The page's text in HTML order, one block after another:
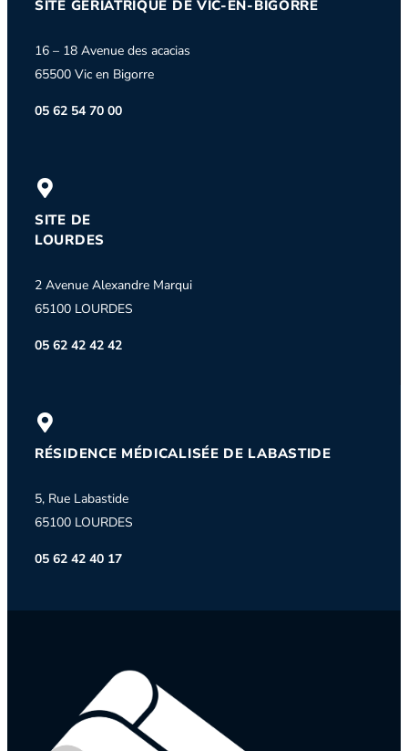
SITE GÉRIATRIQUE DE VIC-EN-BIGORRE
16 – 18 Avenue des acacias
65500 Vic en Bigorre
05 62 54 70 00
SITE DE
LOURDES
2 Avenue Alexandre Marqui
65100 LOURDES
05 62 42 42 42
RÉSIDENCE MÉDICALISÉE DE LABASTIDE
5, Rue Labastide
65100 LOURDES
05 62 42 40 17